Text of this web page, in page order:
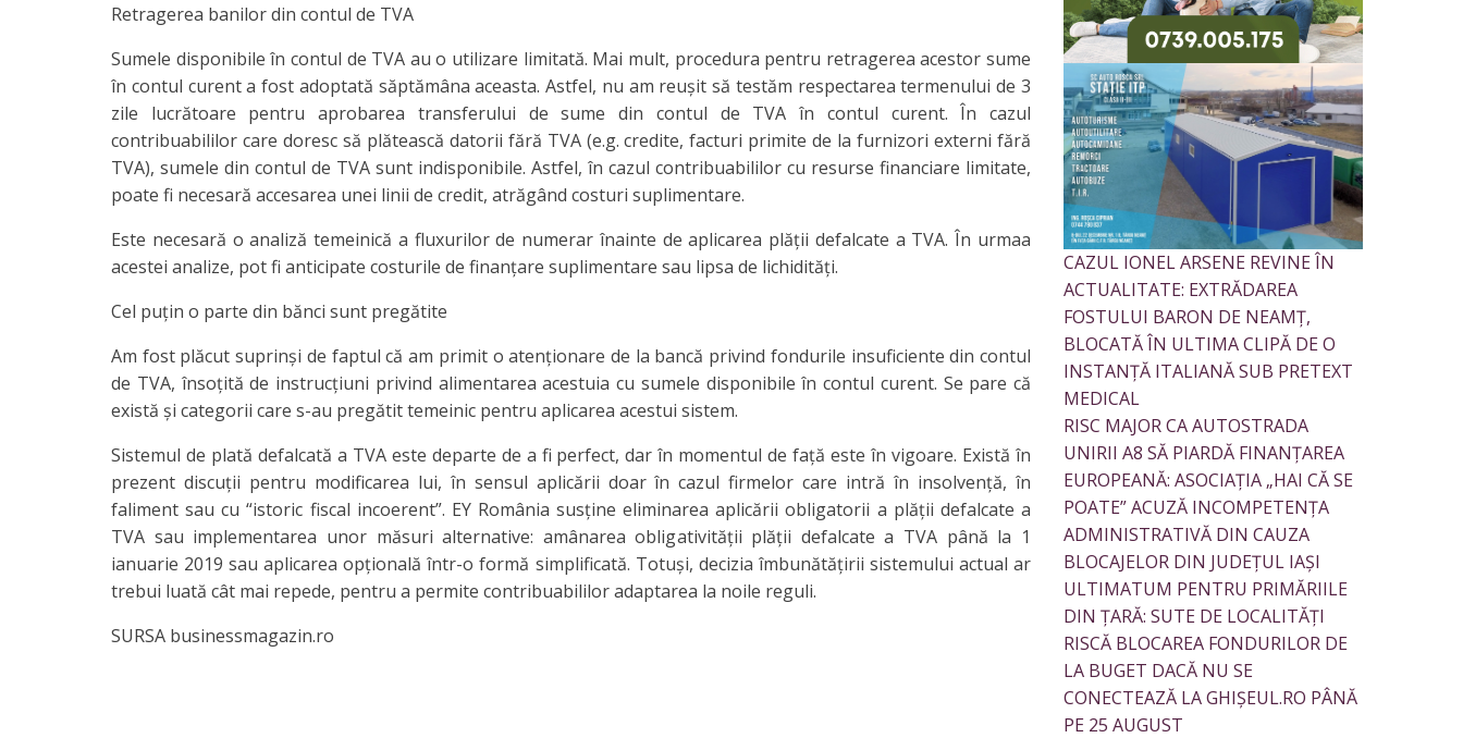
Retragerea banilor din contul de TVA
Sumele disponibile în contul de TVA au o utilizare limitată. Mai mult, procedura pentru retragerea acestor sume
în contul curent a fost adoptată săptămâna aceasta. Astfel, nu am reuşit să testăm respectarea termenului de 3
zile lucrătoare pentru aprobarea transferului de sume din contul de TVA în contul curent. În cazul
contribuabililor care doresc să plătească datorii fără TVA (e.g. credite, facturi primite de la furnizori externi fără
TVA), sumele din contul de TVA sunt indisponibile. Astfel, în cazul contribuabililor cu resurse financiare limitate,
poate fi necesară accesarea unei linii de credit, atrăgând costuri suplimentare.
Este necesară o analiză temeinică a fluxurilor de numerar înainte de aplicarea plăţii defalcate a TVA. În urmaa
acestei analize, pot fi anticipate costurile de finanţare suplimentare sau lipsa de lichidităţi.
Cel puţin o parte din bănci sunt pregătite
Am fost plăcut suprinşi de faptul că am primit o atenţionare de la bancă privind fondurile insuficiente din contul
de TVA, însoţită de instrucţiuni privind alimentarea acestuia cu sumele disponibile în contul curent. Se pare că
există şi categorii care s-au pregătit temeinic pentru aplicarea acestui sistem.
Sistemul de plată defalcată a TVA este departe de a fi perfect, dar în momentul de faţă este în vigoare. Există în
prezent discuţii pentru modificarea lui, în sensul aplicării doar în cazul firmelor care intră în insolvenţă, în
faliment sau cu “istoric fiscal incoerent”. EY România susţine eliminarea aplicării obligatorii a plăţii defalcate a
TVA sau implementarea unor măsuri alternative: amânarea obligativităţii plăţii defalcate a TVA până la 1
ianuarie 2019 sau aplicarea opţională într-o formă simplificată. Totuşi, decizia îmbunătăţirii sistemului actual ar
trebui luată cât mai repede, pentru a permite contribuabililor adaptarea la noile reguli.
SURSA businessmagazin.ro
CAZUL IONEL ARSENE REVINE ÎN
ACTUALITATE: EXTRĂDAREA
FOSTULUI BARON DE NEAMȚ,
BLOCATĂ ÎN ULTIMA CLIPĂ DE O
INSTANȚĂ ITALIANĂ SUB PRETEXT
MEDICAL
RISC MAJOR CA AUTOSTRADA
UNIRII A8 SĂ PIARDĂ FINANȚAREA
EUROPEANĂ: ASOCIAȚIA „HAI CĂ SE
POATE” ACUZĂ INCOMPETENȚA
ADMINISTRATIVĂ DIN CAUZA
BLOCAJELOR DIN JUDEȚUL IAȘI
ULTIMATUM PENTRU PRIMĂRIILE
DIN ȚARĂ: SUTE DE LOCALITĂȚI
RISCĂ BLOCAREA FONDURILOR DE
LA BUGET DACĂ NU SE
CONECTEAZĂ LA GHIȘEUL.RO PÂNĂ
PE 25 AUGUST